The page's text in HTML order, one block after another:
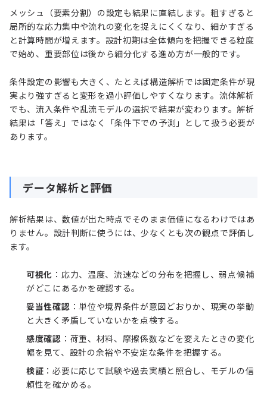
メッシュ（要素分割）の設定も結果に直結します。粗すぎると
局所的な応力集中や流れの変化を捉えにくくなり、細かすぎる
と計算時間が増えます。設計初期は全体傾向を把握できる粒度
で始め、重要部位は後から細分化する進め方が一般的です。
条件設定の影響も大きく、たとえば構造解析では固定条件が現
実より強すぎると変形を過小評価しやすくなります。流体解析
でも、流入条件や乱流モデルの選択で結果が変わります。解析
結果は「答え」ではなく「条件下での予測」として扱う必要が
あります。
データ解析と評価
解析結果は、数値が出た時点でそのまま価値になるわけではあ
りません。設計判断に使うには、少なくとも次の観点で評価し
ます。
可視化 ：応力、温度、流速などの分布を把握し、弱点候補
がどこにあるかを確認する。
妥当性確認 ：単位や境界条件が意図どおりか、現実の挙動
と大きく矛盾していないかを点検する。
感度確認 ：荷重、材料、摩擦係数などを変えたときの変化
幅を見て、設計の余裕や不安定な条件を把握する。
検証 ：必要に応じて試験や過去実績と照合し、モデルの信
頼性を確かめる。